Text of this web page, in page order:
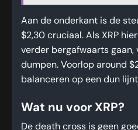
Aan de onderkant is de
$2,30 cruciaal. Als XRP
verder bergafwaarts gaan,
dumpen. Voorlop around
balanceren op een dun
Wat nu voor XRP?
De death cross is geen